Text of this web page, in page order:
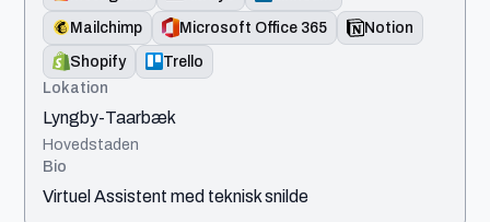
Mailchimp
Microsoft Office 365
Notion
Shopify
Trello
Lokation
Lyngby-Taarbæk
Hovedstaden
Bio
Virtuel Assistent med teknisk snilde